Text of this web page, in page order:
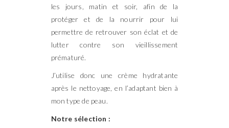
les jours, matin et soir, afin de la
protéger et de la nourrir pour lui
permettre de retrouver son éclat et de
lutter contre son vieillissement
prématuré.
J’utilise donc une crème hydratante
après le nettoyage, en l’adaptant bien à
mon type de peau.
Notre sélection :